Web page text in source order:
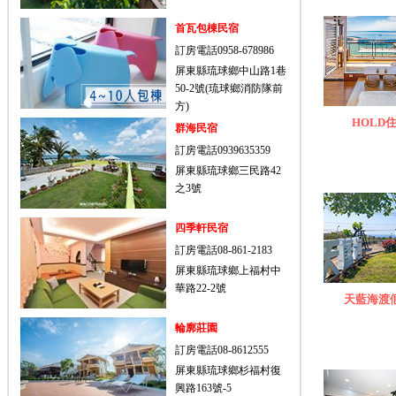
首瓦包棟民宿
訂房電話0958-678986
屏東縣琉球鄉中山路1巷
50-2號(琉球鄉消防隊前
方)
群海民宿
訂房電話0939635359
屏東縣琉球鄉三民路42
之3號
四季軒民宿
訂房電話08-861-2183
屏東縣琉球鄉上福村中
華路22-2號
輪廓莊園
訂房電話08-8612555
屏東縣琉球鄉杉福村復
興路163號-5
HOLD
天藍海渡